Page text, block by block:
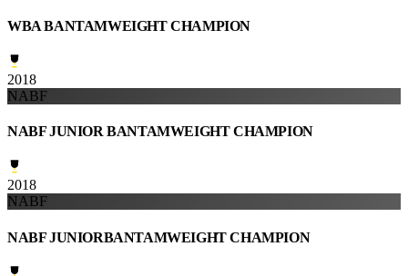
WBA BANTAMWEIGHT CHAMPION
2018
NABF
NABF JUNIOR BANTAMWEIGHT CHAMPION
2018
NABF
NABF JUNIORBANTAMWEIGHT CHAMPION